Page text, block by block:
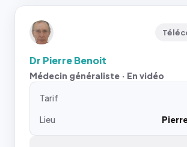
Dr Pierre Benoit
Médecin généraliste · En vidéo
Tarif
Lieu